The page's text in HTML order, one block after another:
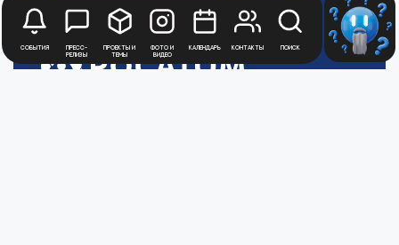
События
Пресс-
релизы
Проекты и
темы
Фото и
видео
Календарь Контакты Поиск